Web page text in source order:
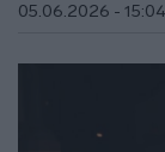
05.06.2026 - 15:04